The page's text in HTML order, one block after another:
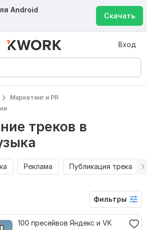
Android
Скачать
Вход
Маркетинг и PR
треков в
Реклама Публикация трека
Фильтры
100 пресейвов Яндекс и VK